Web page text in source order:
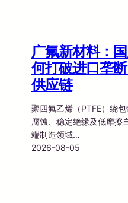
广氟新材料：
何打破进口垄
供应链
聚四氟乙烯（PTFE）绕
腐蚀、稳定绝缘及低摩擦
端制造领域…
2026-08-05